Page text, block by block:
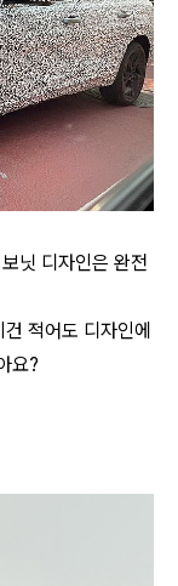
닛 디자인은 완전
적어도 디자인에
요?